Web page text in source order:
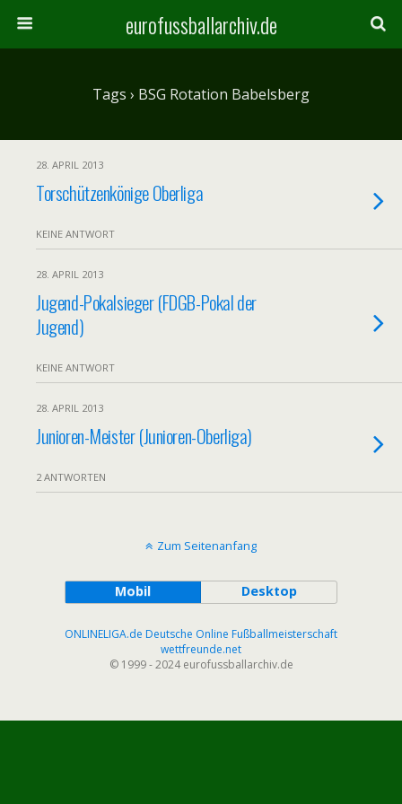
eurofussballarchiv.de
Tags › BSG Rotation Babelsberg
28. APRIL 2013
Torschützenkönige Oberliga
KEINE ANTWORT
28. APRIL 2013
Jugend-Pokalsieger (FDGB-Pokal der
Jugend)
KEINE ANTWORT
28. APRIL 2013
Junioren-Meister (Junioren-Oberliga)
2 ANTWORTEN
Zum Seitenanfang
Mobil Desktop
ONLINELIGA.de Deutsche Online Fußballmeisterschaft
wettfreunde.net
© 1999 - 2024 eurofussballarchiv.de